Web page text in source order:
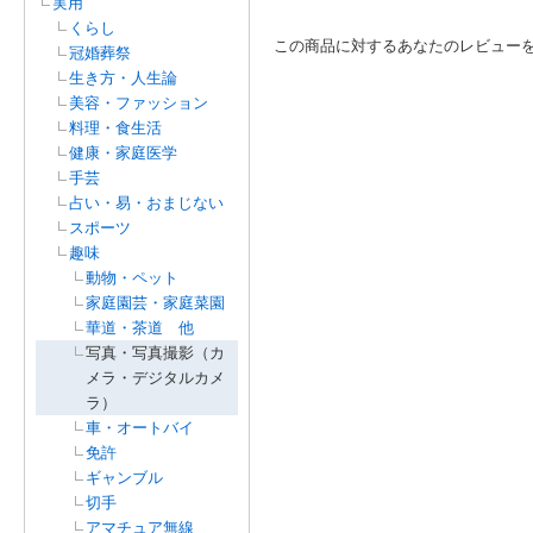
くらし
冠婚葬祭
生き方・人生論
美容・ファッション
料理・食生活
健康・家庭医学
手芸
占い・易・おまじない
スポーツ
趣味
動物・ペット
家庭園芸・家庭菜園
華道・茶道 他
写真・写真撮影（カ
メラ・デジタルカメ
ラ）
車・オートバイ
免許
ギャンブル
切手
アマチュア無線
この商品に対するあなたのレビュー